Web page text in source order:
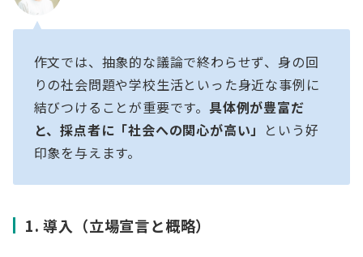
作文では、抽象的な議論で終わらせず、身の回
りの社会問題や学校生活といった身近な事例に
結びつけることが重要です。 具体例が豊富だ
と、採点者に「社会への関心が高い」 という好
印象を与えます。
1. 導入（立場宣言と概略）